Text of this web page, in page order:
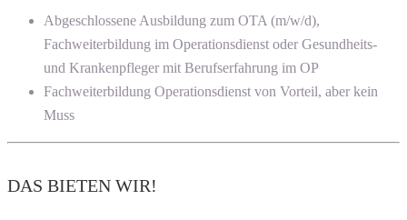
Abgeschlossene Ausbildung zum OTA (m/w/d),
Fachweiterbildung im Operationsdienst oder Gesundheits-
und Krankenpfleger mit Berufserfahrung im OP
Fachweiterbildung Operationsdienst von Vorteil, aber kein
Muss
DAS BIETEN WIR!